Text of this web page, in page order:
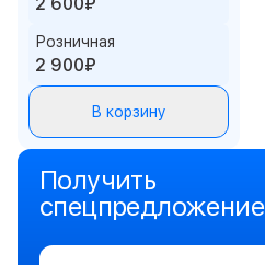
Розничная
2 900₽
В корзину
Получить
спецпредложение